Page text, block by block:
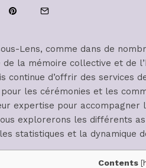
Lens, comme dans de
la mémoire collective et de
continue d’offrir des services
les cérémonies et les
expertise pour
explorerons les différents
statistiques et la dynamique
Contents [